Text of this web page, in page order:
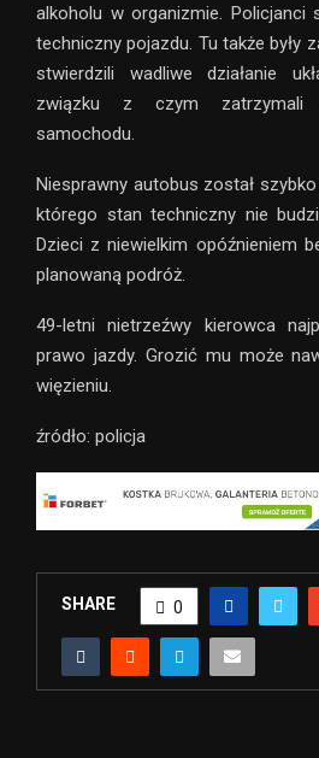
alkoholu w organizmie. Policjanci
techniczny pojazdu. Tu także były
stwierdzili wadliwe działanie
związku z czym zatrzymali
samochodu.
Niesprawny autobus został
którego stan techniczny nie
Dzieci z niewielkim opóźnieniem
planowaną podróż.
49-letni nietrzeźwy kierowca
prawo jazdy. Grozić mu może
więzieniu.
źródło: policja
SHARE 0